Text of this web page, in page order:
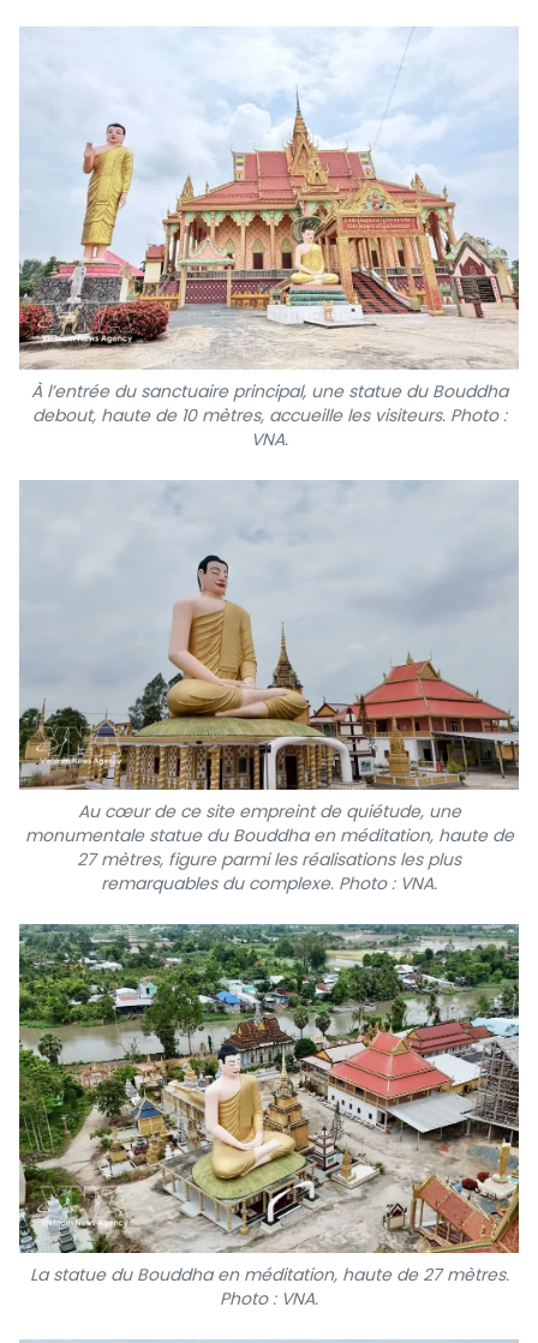
À l’entrée du sanctuaire principal, une statue du Bouddha
debout, haute de 10 mètres, accueille les visiteurs. Photo :
VNA.
Au cœur de ce site empreint de quiétude, une
monumentale statue du Bouddha en méditation, haute de
27 mètres, figure parmi les réalisations les plus
remarquables du complexe. Photo : VNA.
La statue du Bouddha en méditation, haute de 27 mètres.
Photo : VNA.